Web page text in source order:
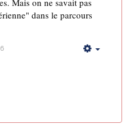
dans le parcours